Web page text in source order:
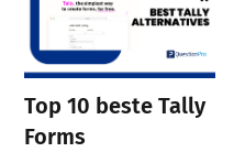
Top 10 beste Tally
Forms